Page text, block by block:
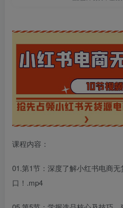
课程内容：
01.第1节：深度了解小红书电商
口！.mp4